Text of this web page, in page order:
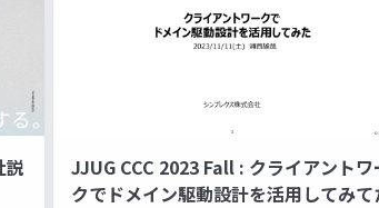
説
JJUG CCC 2023 Fall : クライアントワ
クでドメイン駆動設計を活用してみて